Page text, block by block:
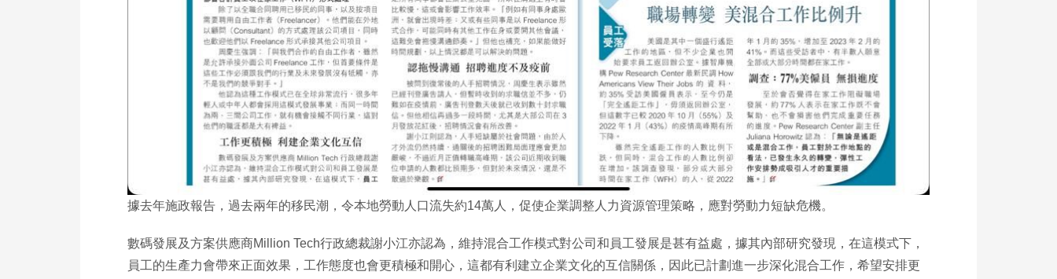
據去年施政報告，過去兩年的移民潮，令本地勞動人口流失約14萬人，促使企業調整人力資源管理策略，應對勞動力短缺危機。
數碼發展及方案供應商Million Tech行政總裁謝小江亦認為，維持混合工作模式對公司和員工發展是甚有益處，據其內部研究發現，在這模式下，
員工的生產力會帶來正面效果，工作態度也會更積極和開心，這都有利建立企業文化的互信關係，因此已計劃進一步深化混合工作，希望安排更